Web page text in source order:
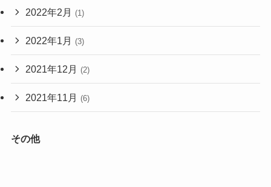
2022年2月 (1)
2022年1月 (3)
2021年12月 (2)
2021年11月 (6)
その他